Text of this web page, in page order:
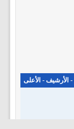
- الأرشيف - الأعلى